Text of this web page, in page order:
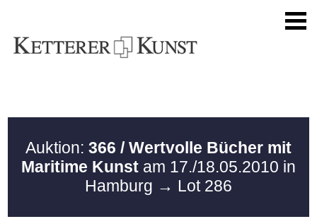
Auktion: 366 / Wertvolle Bücher mit
Maritime Kunst am 17./18.05.2010 in
Hamburg → Lot 286